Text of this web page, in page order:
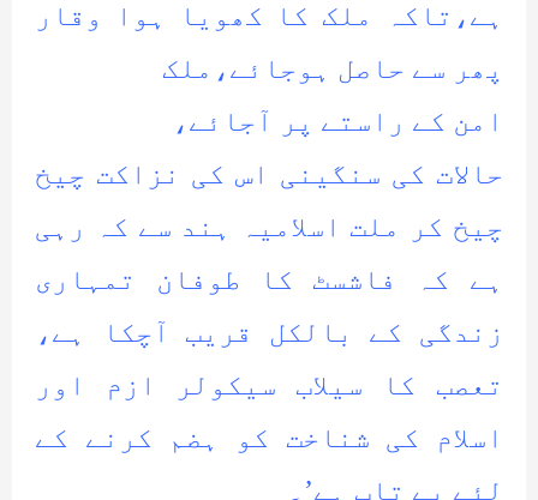
ہے،تاکہ ملک کا کھویا ہوا وقار
پھر سے حاصل ہوجائے،ملک
امن کے راستے پر آجائے،
حالات کی سنگینی اس کی نزاکت چیخ
چیخ کر ملت اسلامیہ ہند سے کہ رہی
ہے کہ فاشسٹ کا طوفان تمہاری
زندگی کے بالکل قریب آچکا ہے،
تعصب کا سیلاب سیکولر ازم اور
اسلام کی شناخت کو ہضم کرنے کے
لئے بے تاب ہے’۔